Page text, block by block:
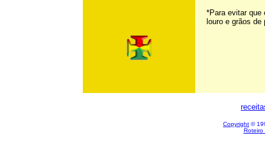
*Para evitar que
louro e grãos
Copyright ©
Roteiro